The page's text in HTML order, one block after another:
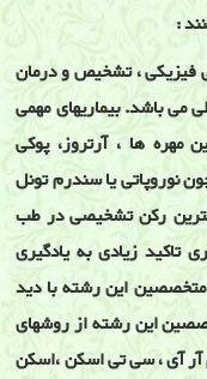
:
فیزیکی ، تشخیص و درمان
می باشد. بیماریهای مهمی
ها ، آرتروز، پوکی
نوروپاتی یا سندرم تونل
رکن تشخیصی در طب
تاکید زیادی به یادگیری
این رشته با دید
این رشته از روشهای
آی ، سی تی اسکن ،اسکن